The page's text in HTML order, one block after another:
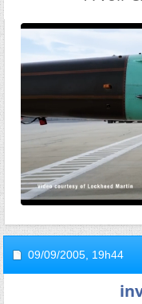
09/09/2005, 19h44